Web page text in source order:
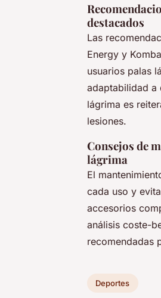
destacados
Las
Energy y
usuarios palas
adaptabilidad a
lágrima es
lesiones.
Consejos de
lágrima
El
cada uso y
accesorios
análisis coste-
recomendadas
Deportes